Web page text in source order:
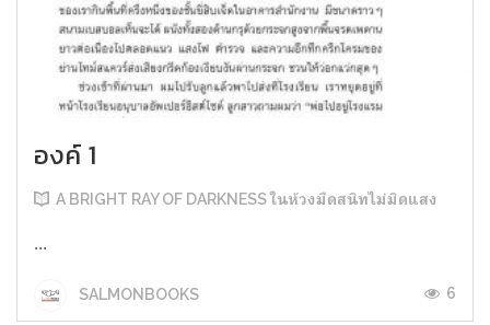
องค์ 1
A BRIGHT RAY OF DARKNESS ในห้วงมืดสนิทไม่มิดแสง
...
SALMONBOOKS 6